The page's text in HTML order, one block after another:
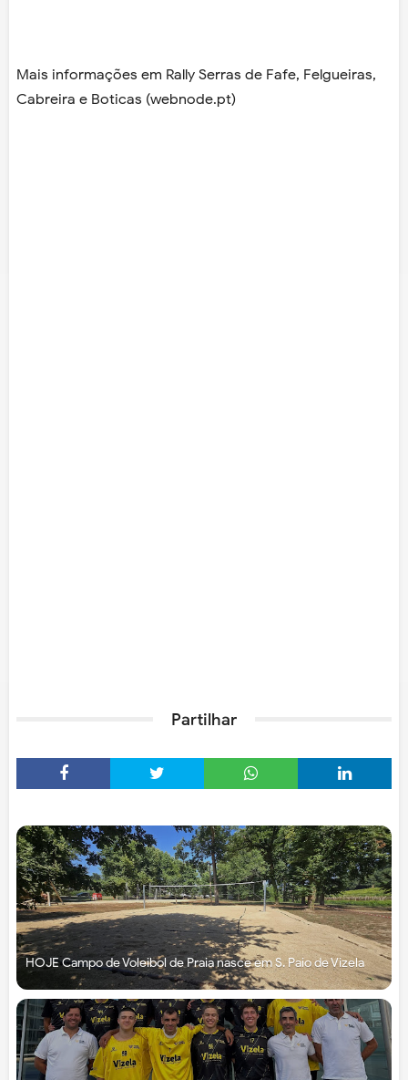
Mais informações em Rally Serras de Fafe, Felgueiras,
Cabreira e Boticas (webnode.pt)
Partilhar
HOJE Campo de Voleibol de Praia nasce em S. Paio de Vizela